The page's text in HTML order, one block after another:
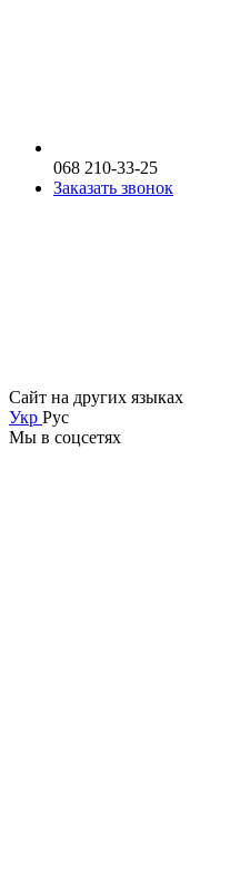
068 210-33-25
Заказать звонок
Сайт на других языках
Укр Рус
Мы в соцсетях